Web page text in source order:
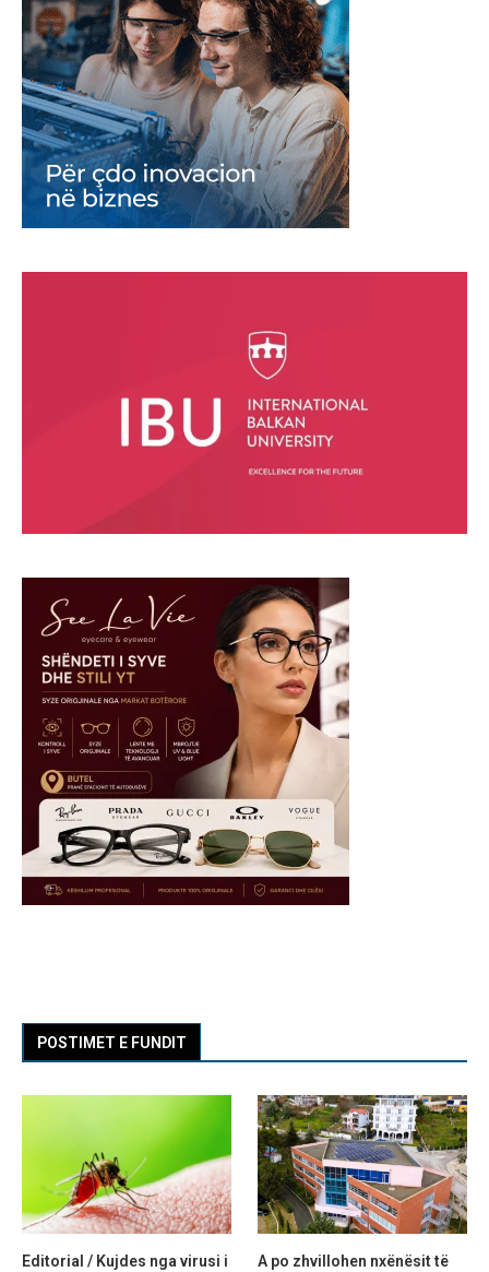
POSTIMET E FUNDIT
Editorial / Kujdes nga virusi i
A po zhvillohen nxënësit të